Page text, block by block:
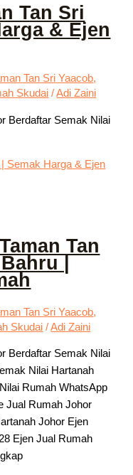
Tan Sri
& Ejen
Tan Sri Yaacob,
Skudai /Adi Zaini
Berdaftar Semak Nilai
Semak Harga & Ejen
Tan
|
Tan Sri Yaacob,
Skudai /Adi Zaini
Berdaftar Semak Nilai
Nilai Hartanah
Rumah WhatsApp
Jual Rumah Johor
Johor Ejen
Ejen Jual Rumah